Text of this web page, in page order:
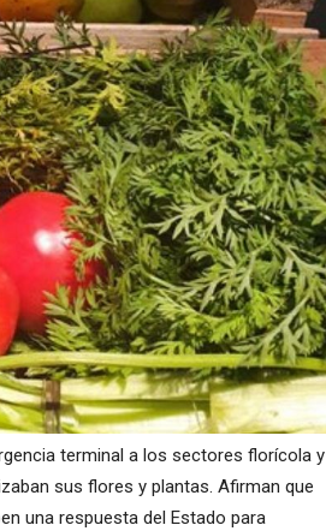
terminal a los sectores florícola y
sus flores y plantas. Afirman que
una respuesta del Estado para